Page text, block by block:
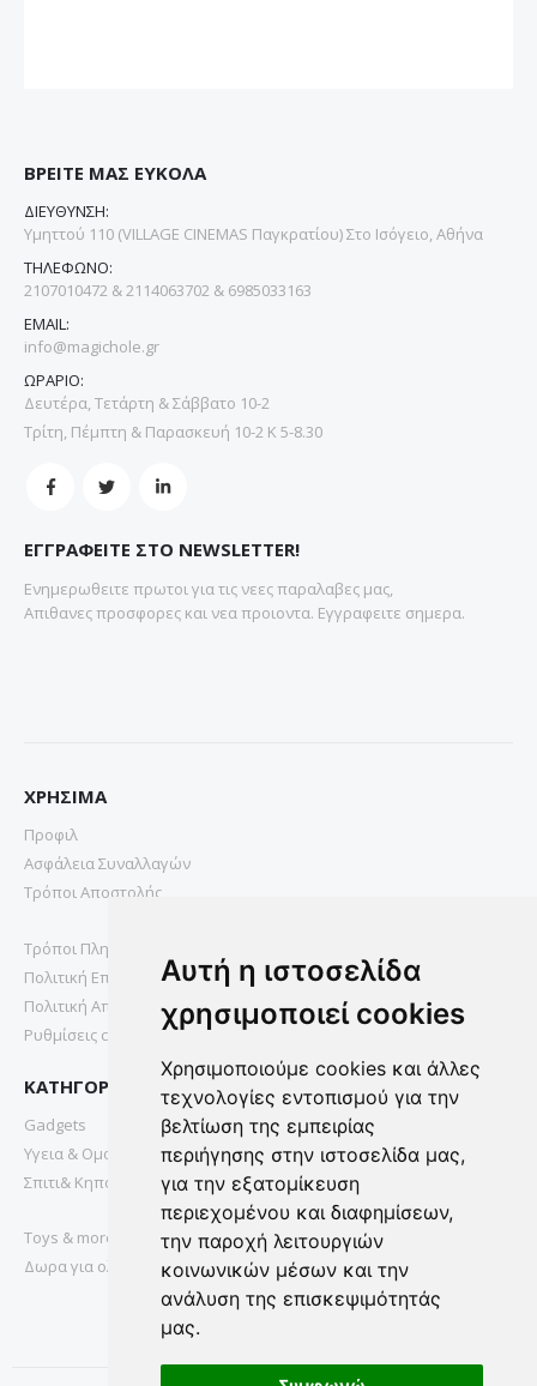
Αυτή η ιστοσελίδα
χρησιμοποιεί cookies
Χρησιμοποιούμε cookies και άλλες
τεχνολογίες εντοπισμού για την
βελτίωση της εμπειρίας
περιήγησης στην ιστοσελίδα μας,
για την εξατομίκευση
περιεχομένου και διαφημίσεων,
την παροχή λειτουργιών
κοινωνικών μέσων και την
ανάλυση της επισκεψιμότητάς
μας.
ΒΡΕΙΤΕ ΜΑΣ ΕΥΚΟΛΑ
ΔΙΕΥΘΥΝΣΗ:
Υμηττού 110 (VILLAGE CINEMAS Παγκρατίου) Στο Ισόγειο, Αθήνα
ΤΗΛΕΦΩΝΟ:
2107010472 & 2114063702 & 6985033163
EMAIL:
info@magichole.gr
ΩΡΑΡΙΟ:
Δευτέρα, Τετάρτη & Σάββατο 10-2
Τρίτη, Πέμπτη & Παρασκευή 10-2 Κ 5-8.30
ΕΓΓΡΑΦΕΙΤΕ ΣΤΟ NEWSLETTER!
Ενημερωθειτε πρωτοι για τις νεες παραλαβες μας,
Απιθανες προσφορες και νεα προιοντα. Εγγραφειτε σημερα.
ΧΡΗΣΙΜΑ
Προφιλ
Ασφάλεια Συναλλαγών
Τρόποι Αποστολής
Τρόποι Πληρωμής
Πολιτική Επιστροφών
Πολιτική Απορρήτου
Ρυθμίσεις cookies
ΚΑΤΗΓΟΡΙΕΣ
Gadgets
Υγεια & Ομορφια
Σπιτι& Κηπος
Toys & more
Δωρα για ολους